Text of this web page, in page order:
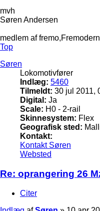
mvh
Søren Andersen
medlem af
Top
Søren
Lokomotivfører
Indlæg: 5460
Tilmeldt: 30 jul 2011,
Digital: Ja
Scale: H0 - 2-rail
Skinnesystem: Flex
Geografisk sted:
Kontakt:
Kontakt Søren
Websted
Re: oprangering 26
Citer